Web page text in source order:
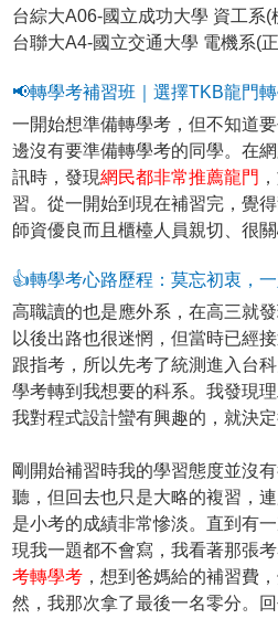
台綜大A06-國立成功大學 資工系(
台聯大A4-國立交通大學 電機系(
📢轉學考補習班｜選擇TKB龍門
一開始想準備轉學考，但不知道
邊沒有要準備轉學考的同學。在
訊時，發現網民都非常推薦龍門
習。從一開始到現在補習完，覺
師資優良而且櫃檯人員親切、很關
👍轉學考心路歷程：莫忘初衷，一
高職讀的也是應外系，在高三就
以後出路也很迷惘，但當時已經
跟指考，所以先考了統測進入台
學考轉到我想要的科系。我發現
我對程式設計蠻有興趣的，就決定
剛開始補習時我的學習態度並沒
聽，但回去也只是大略的複習，
是小考的成績非常慘淡。直到有
現我一題都不會寫，我看著那張
考轉學考 ，想到爸媽給的補習費
然，我那次拿了最後一名零分。